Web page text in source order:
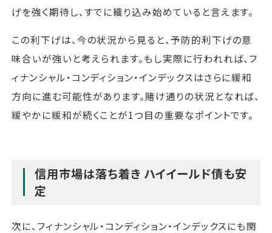
げを強く期待し、すでに織り込み始めていると言えます。
この利下げは、今の状況から見ると、予防的利下げの意
味合いが強いと考えられます。もし実際に行われれば、フ
ィナンシャル・コンディション・インデックスはさらに緩和
方向に進む可能性があります。賭け通りの状況となれば、
緩やかに緩和が続くことが1つ目の重要なポイントです。
信用市場は落ち着き ハイイールド債も安
定
次に、フィナンシャル・コンディション・インデックスにも関